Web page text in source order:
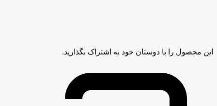
این محصول را با دوستان خود به اشتراک بگذارید.